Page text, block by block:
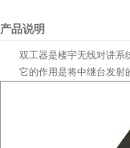
产品说明
双工器是楼宇无线对讲系
它的作用是将中继台发射